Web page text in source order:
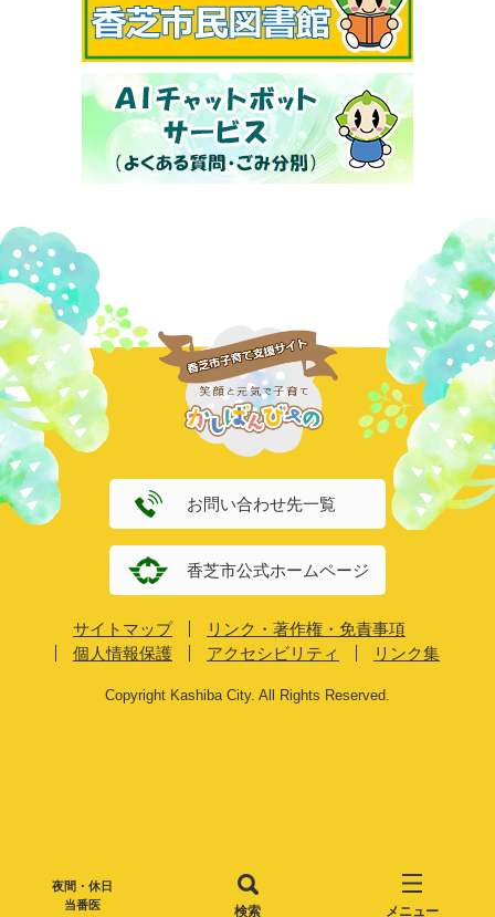
夜間・休日
当番医
検索 メニュー
お問い合わせ先一覧
香芝市公式ホームページ
サイトマップ
リンク・著作権・免責事項
個人情報保護
アクセシビリティ リンク集
Copyright Kashiba City. All Rights Reserved.